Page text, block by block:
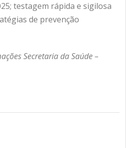
testagem rápida e sigilosa
de prevenção
Secretaria da Saúde –